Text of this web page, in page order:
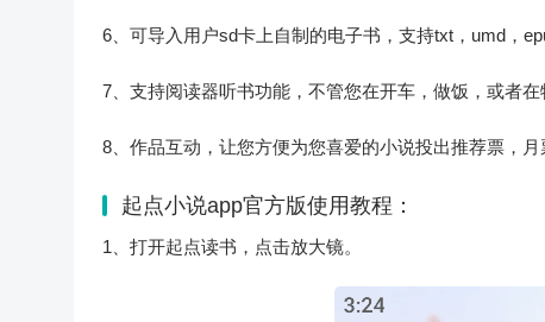
6、可导入用户sd卡上自制的电子书，支持txt，umd，
7、支持阅读器听书功能，不管您在开车，做饭，或者
8、作品互动，让您方便为您喜爱的小说投出推荐票，
起点小说app官方版使用教程：
1、打开起点读书，点击放大镜。